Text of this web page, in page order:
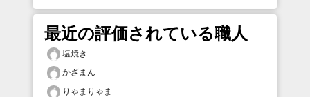
最近の評価されている職人
塩焼き
かざまん
りゃまりゃま